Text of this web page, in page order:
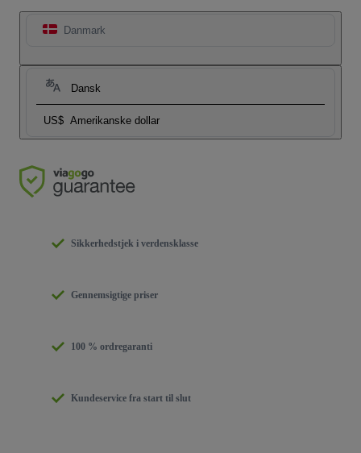
Danmark
Dansk
US$ Amerikanske dollar
Sikkerhedstjek i verdensklasse
Gennemsigtige priser
100 % ordregaranti
Kundeservice fra start til slut